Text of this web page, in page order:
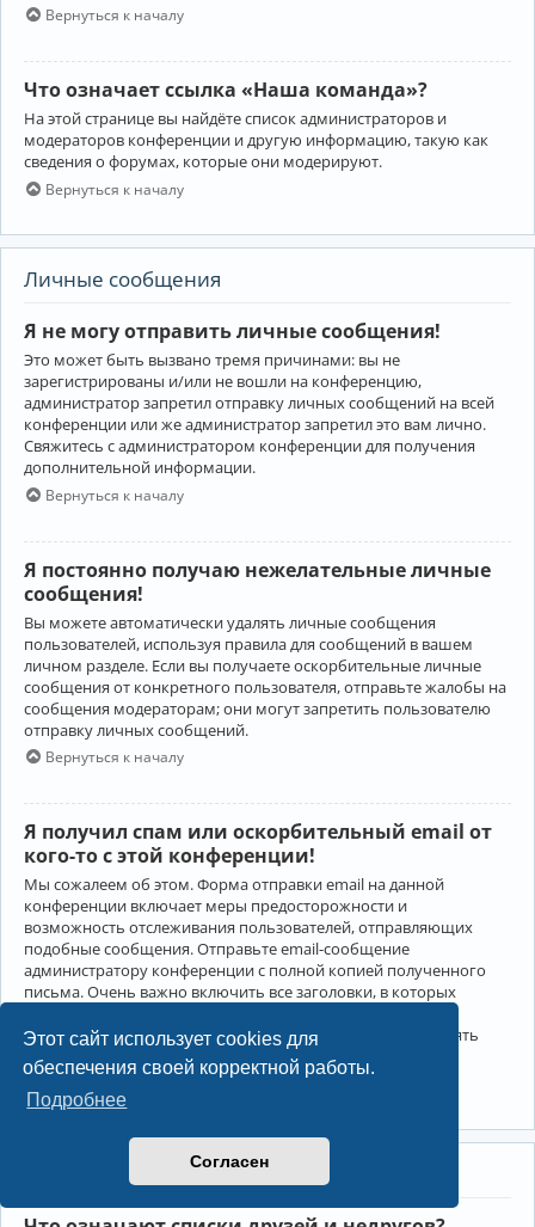
Этот сайт использует cookies для
обеспечения своей корректной работы.
Подробнее
Согласен
Вернуться к началу
Что означает ссылка «Наша команда»?
На этой странице вы найдёте список администраторов и
модераторов конференции и другую информацию, такую как
сведения о форумах, которые они модерируют.
Вернуться к началу
Личные сообщения
Я не могу отправить личные сообщения!
Это может быть вызвано тремя причинами: вы не
зарегистрированы и/или не вошли на конференцию,
администратор запретил отправку личных сообщений на всей
конференции или же администратор запретил это вам лично.
Свяжитесь с администратором конференции для получения
дополнительной информации.
Вернуться к началу
Я постоянно получаю нежелательные личные
сообщения!
Вы можете автоматически удалять личные сообщения
пользователей, используя правила для сообщений в вашем
личном разделе. Если вы получаете оскорбительные личные
сообщения от конкретного пользователя, отправьте жалобы на
сообщения модераторам; они могут запретить пользователю
отправку личных сообщений.
Вернуться к началу
Я получил спам или оскорбительный email от
кого-то с этой конференции!
Мы сожалеем об этом. Форма отправки email на данной
конференции включает меры предосторожности и
возможность отслеживания пользователей, отправляющих
подобные сообщения. Отправьте email-сообщение
администратору конференции с полной копией полученного
письма. Очень важно включить все заголовки, в которых
Администратор конференции сможет в этом случае принять
меры.
Друзья и недруги